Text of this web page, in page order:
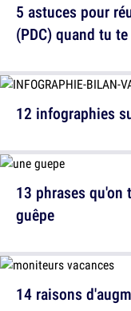
12 infographies
14 raisons
5 astuces pour
(PDC) quand tu
13 phrases
guêpe